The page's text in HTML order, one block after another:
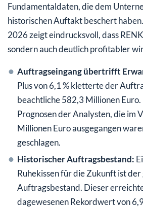
Fundamentaldaten, die dem
historischen Auftakt beschert
2026 zeigt eindrucksvoll, dass
sondern auch deutlich profitabler
Auftragseingang übertrifft
Plus von 6,1 % kletterte der
beachtliche 582,3 Millionen
Prognosen der Analysten, die im
Millionen Euro ausgegangen
geschlagen.
Historischer Auftragsbestand:
Ruhekissen für die Zukunft ist der
Auftragsbestand. Dieser
dagewesenen Rekordwert von